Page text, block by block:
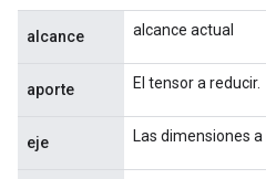
alcance alcance actual
aporte El tensor a reducir.
eje Las dimensiones